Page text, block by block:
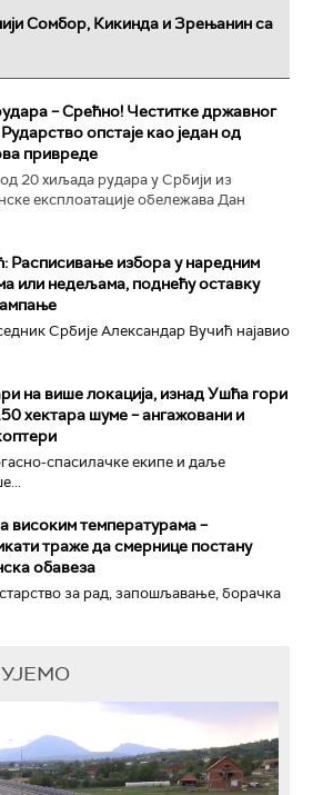
Сомбор, Кикинда и Зрењанин са
– Срећно! Честитке државног
опстаје као један од
привреде
20 хиљада рудара у Србији из
експлоатације обележава Дан
Расписивање избора у наредним
или недељама, поднећу оставку
Србије Александар Вучић најавио
на више локација, изнад Ушћа гори
хектара шуме – ангажовани и
спасилачке екипе и даље
високим температурама –
траже да смернице постану
обавеза
за рад, запошљавање, борачка